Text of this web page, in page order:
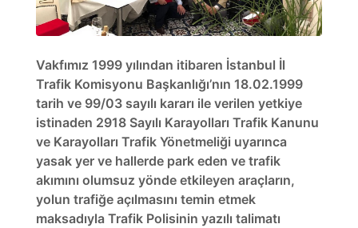
Vakfımız 1999 yılından itibaren İstanbul İl
Trafik Komisyonu Başkanlığı’nın 18.02.1999
tarih ve 99/03 sayılı kararı ile verilen yetkiye
istinaden 2918 Sayılı Karayolları Trafik Kanunu
ve Karayolları Trafik Yönetmeliği uyarınca
yasak yer ve hallerde park eden ve trafik
akımını olumsuz yönde etkileyen araçların,
yolun trafiğe açılmasını temin etmek
maksadıyla Trafik Polisinin yazılı talimatı